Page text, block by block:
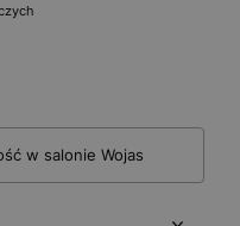
w salonie Wojas